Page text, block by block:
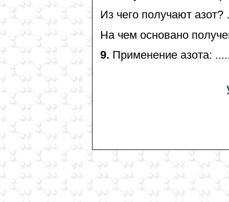
Из чего получают
На чем основано
9. Применение азота: